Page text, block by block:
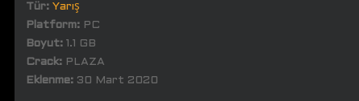
Tür: Yarış
Platform:PC
Boyut:1.1 GB
Crack:PLAZA
Eklenme:30 Mart 2020